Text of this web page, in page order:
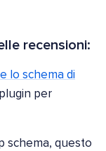
recensioni:
lo schema di
per
schema, questo